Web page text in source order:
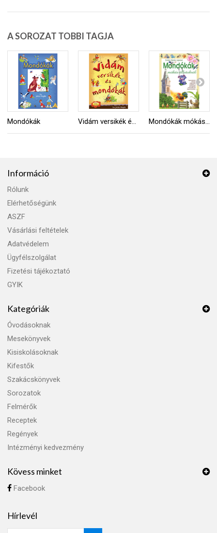
A SOROZAT TOBBI TAGJA
Mondókák Vidám versikék és mondókák Mondókák mókás állatokról
Információ
Rólunk
Elérhetőségünk
ASZF
Vásárlási feltételek
Adatvédelem
Ügyfélszolgálat
Fizetési tájékoztató
GYIK
Kategóriák
Óvodásoknak
Mesekönyvek
Kisiskolásoknak
Kifestők
Szakácskönyvek
Sorozatok
Felmérők
Receptek
Regények
Intézményi kedvezmény
Kövess minket
Facebook
Hírlevél